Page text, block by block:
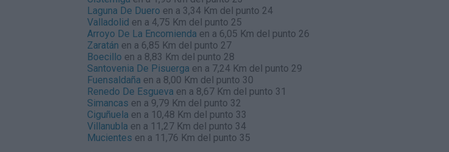
Laguna De Duero en a 3,34 Km del punto 24
Valladolid en a 4,75 Km del punto 25
Arroyo De La Encomienda en a 6,05 Km del punto 26
Zaratán en a 6,85 Km del punto 27
Boecillo en a 8,83 Km del punto 28
Santovenia De Pisuerga en a 7,24 Km del punto 29
Fuensaldaña en a 8,00 Km del punto 30
Renedo De Esgueva en a 8,67 Km del punto 31
Simancas en a 9,79 Km del punto 32
Ciguñuela en a 10,48 Km del punto 33
Villanubla en a 11,27 Km del punto 34
Mucientes en a 11,76 Km del punto 35